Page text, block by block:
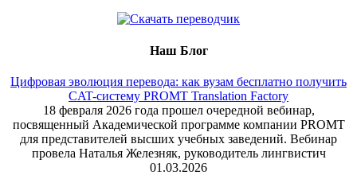
Наш Блог
Цифровая эволюция перевода: как вузам бесплатно получить
CAT-систему PROMT Translation Factory
18 февраля 2026 года прошел очередной вебинар,
посвященный Академической программе компании PROMT
для представителей высших учебных заведений. Вебинар
провела Наталья Железняк, руководитель лингвистич
01.03.2026